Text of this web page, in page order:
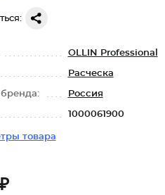
OLLIN Professional
Расческа
Россия
1000061900
товара